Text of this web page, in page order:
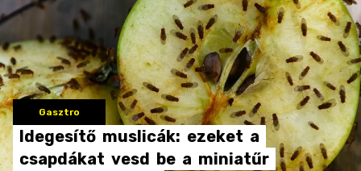
Gasztro
Idegesítő muslicák: ezeket a
csapdákat vesd be a miniatűr